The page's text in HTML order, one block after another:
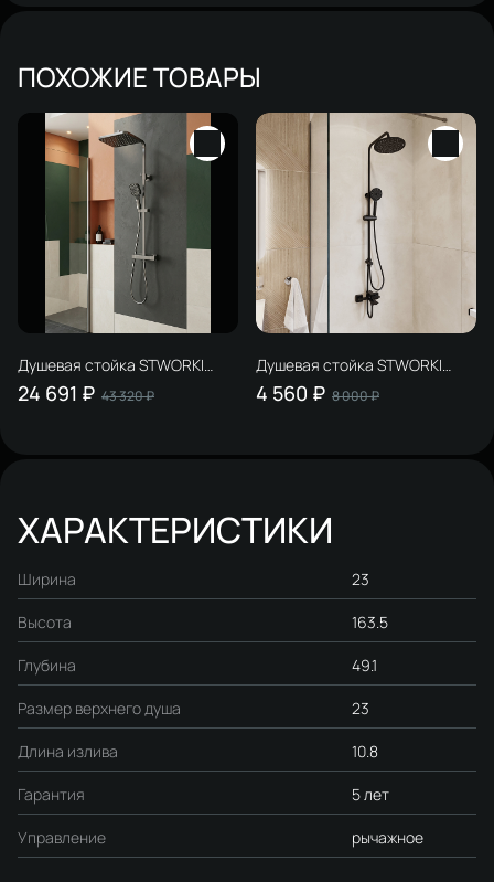
ПОХОЖИЕ ТОВАРЫ
Душевая стойка STWORKI
Гётеборг S03165GB
вороненая сталь
24 691 ₽ 43 320 ₽
Душевая стойка STWORKI
Вестфолл WH626-MB черная
матовая
4 560 ₽ 8 000 ₽
ХАРАКТЕРИСТИКИ
Ширина 23
Высота 163.5
Глубина 49.1
Размер верхнего душа 23
Длина излива 10.8
Гарантия 5 лет
Управление рычажное